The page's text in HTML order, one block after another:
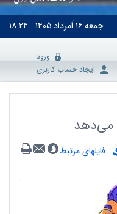
جمعه۱۶ اَمرداد ۱۴۰۵ ۱۸:۲۴
ورود
ایجاد حساب کاربری
می‌دهد
فایلهای مرتبط